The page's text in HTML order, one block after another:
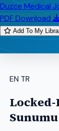
Duzce Medical
PDF Download
Add To My
EN TR
Sunumu